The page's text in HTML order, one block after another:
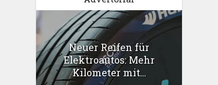
Neuer Reifen für
Elektroautos: Mehr
Kilometer mit...